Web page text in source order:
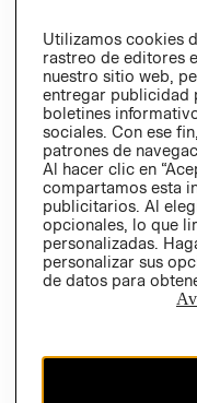
Utilizamos cookies
rastreo de editores
nuestro sitio web,
entregar publicidad
boletines
sociales. Con ese
patrones de
Al hacer clic en
compartamos esta
publicitarios. Al
opcionales, lo que
personalizadas.
personalizar sus
de datos para